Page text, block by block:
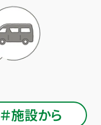
＃施設から